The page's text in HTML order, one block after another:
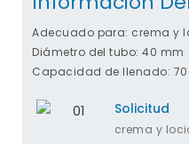
Adecuado para: crema y
Diámetro del tubo: 40 mm
Capacidad de llenado:
Solicitud
crema y